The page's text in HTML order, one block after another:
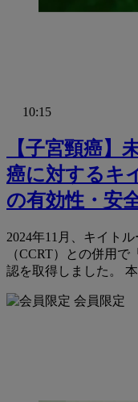
10:15
【⼦宮頸癌】
癌に対するキ
の有効性・安
2024年11⽉、キイト
（CCRT）との併⽤
認を取得しました。
会員限定